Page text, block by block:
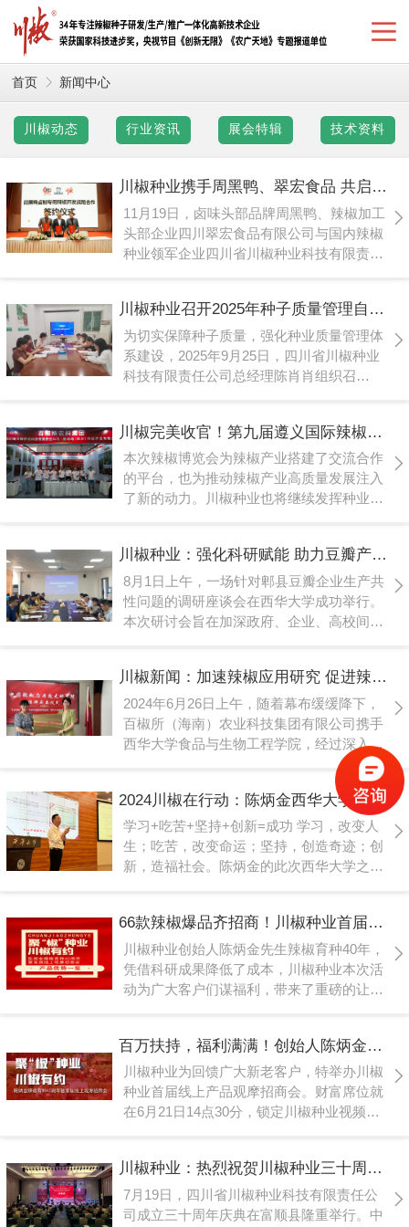
首页 新闻中心
川椒动态 行业资讯 展会特辑 技术资料
川椒种业携手周黑鸭、翠宏食品 共启卤味专用辣椒定制新时代
11月19日，卤味头部品牌周黑鸭、辣椒加工
头部企业四川翠宏食品有限公司与国内辣椒
种业领军企业四川省川椒种业科技有限责任
制专用辣椒开发协议，标志着卤味行业首次
实现香辛料定向开发，开启从通用原料采购
向定制化开发的产业升级新篇章。
川椒种业召开2025年种子质量管理自查会 严把质量关筑牢种业发展根基
为切实保障种子质量，强化种业质量管理体
系建设，2025年9月25日，四川省川椒种业
科技有限责任公司总经理陈肖肖组织召
椒种子生产、加工、检验、储存等全流程质
量管理工作展开细致自查与深入研讨。
川椒完美收官！第九届遵义国际辣椒博览会圆满落幕——川椒种业
本次辣椒博览会为辣椒产业搭建了交流合作
的平台，也为推动辣椒产业高质量发展注入
了新的动力。川椒种业也将继续发挥种业科
为促进辣椒产业良性可持续发展和农民增收
做出了新的贡献。
川椒种业：强化科研赋能 助力豆瓣产业高质量发展
8月1日上午，一场针对郫县豆瓣企业生产共
性问题的调研座谈会在西华大学成功举行。
本次研讨会旨在加深政府、企业、高校间的
案，推动行业高质量发展。
川椒新闻：加速辣椒应用研究 促进辣椒产业振兴
2024年6月26日上午，随着幕布缓缓降下，
百椒所（海南）农业科技集团有限公司携手
西华大学食品与生物工程学院，经过深入合
作与筹备的中国辣椒应用技术研究院正式成
立，双方代表共同为中国辣椒应用技术研究
院揭牌。研究院的成立，旨在推动我国辣椒
产业技术创新，提升辣椒品种应用能力，为
辣椒产业可持续发展提供有力支持，助力种
业振兴。
2024川椒在行动：陈炳金西华大学交流之旅
学习+吃苦+坚持+创新=成功 学习，改变人
生；吃苦，改变命运；坚持，创造奇迹；创
新，造福社会。陈炳金的此次西华大学之旅
66款辣椒爆品齐招商！川椒种业首届线上观摩招商会竟有如此劲爆政策，诱人福利！
川椒种业创始人陈炳金先生辣椒育种40年，
凭借科研成果降低了成本，川椒种业本次活
动为广大客户们谋福利，带来了重磅的让利
百万扶持，福利满满！创始人陈炳金先生辣椒育种40周年暨首届线上产品观摩招商会即将启动！
川椒种业为回馈广大新老客户，特举办川椒
种业首届线上产品观摩招商会。财富席位就
在6月21日14点30分，锁定川椒种业视频号
川椒种业：热烈祝贺川椒种业三十周年庆典圆满举办
7月19日，四川省川椒种业科技有限责任公
司成立三十周年庆典在富顺县隆重举行。中